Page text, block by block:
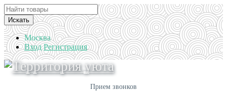
Искать
Москва
Вход Регистрация
Прием звонков